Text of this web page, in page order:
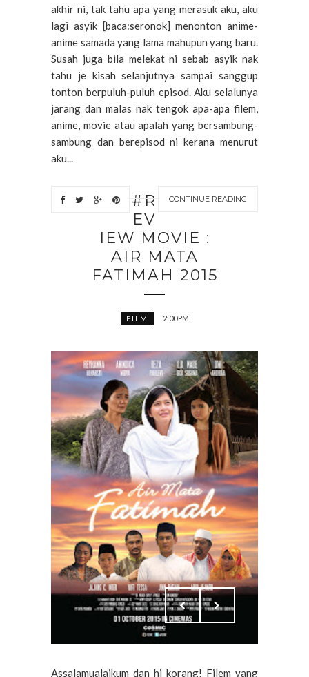
akhir ni, tak tahu apa yang merasuk aku, aku
lagi asyik [baca:seronok] menonton anime-
anime samada yang lama mahupun yang baru.
Susah juga bila melekat ni sebab asyik nak
tahu je kisah selanjutnya sampai sanggup
tonton berpuluh-puluh episod. Aku selalunya
jarang dan malas nak tengok apa-apa filem,
anime, movie atau apalah yang bersambung-
sambung dan berepisod ni kerana menurut
aku...
CONTINUE READING
#R
EV
IEW MOVIE :
AIR MATA
FATIMAH 2015
FILM 2:00 PM
Assalamualaikum dan hi korang! Filem yang